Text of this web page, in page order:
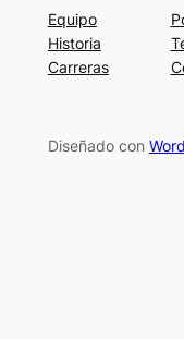
Equipo
Historia
Carreras
Diseñado con